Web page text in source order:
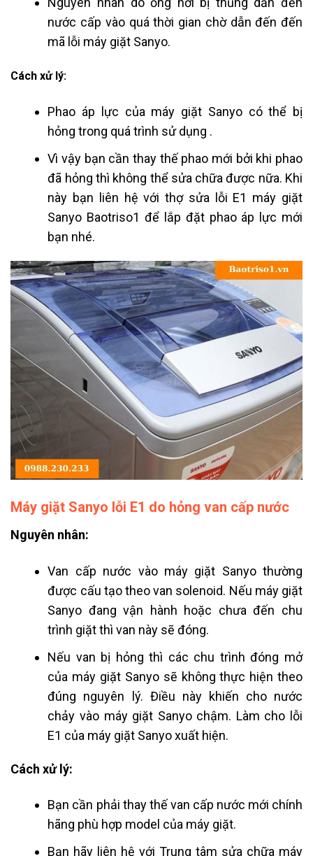
nước cấp vào quá thời gian chờ dẫn đến đến
mã lỗi máy giặt Sanyo.
Cách xử lý:
Phao áp lực của máy giặt Sanyo có thể bị
hỏng trong quá trình sử dụng .
Vì vậy bạn cần thay thế phao mới bởi khi phao
đã hỏng thì không thể sửa chữa được nữa. Khi
này bạn liên hệ với thợ sửa lỗi E1 máy giặt
Sanyo Baotriso1 để lắp đặt phao áp lực mới
bạn nhé.
Máy giặt Sanyo lỗi E1 do hỏng van cấp nước
Nguyên nhân:
Van cấp nước vào máy giặt Sanyo thường
được cấu tạo theo van solenoid. Nếu máy giặt
Sanyo đang vận hành hoặc chưa đến chu
trình giặt thì van này sẽ đóng.
Nếu van bị hỏng thì các chu trình đóng mở
của máy giặt Sanyo sẽ không thực hiện theo
đúng nguyên lý. Điều này khiến cho nước
chảy vào máy giặt Sanyo chậm. Làm cho lỗi
E1 của máy giặt Sanyo xuất hiện.
Cách xử lý:
Bạn cần phải thay thế van cấp nước mới chính
hãng phù hợp model của máy giặt.
Bạn hãy liên hệ với Trung tâm sửa chữa máy